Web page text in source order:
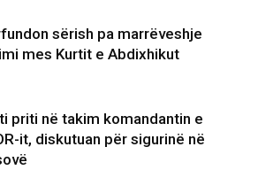
sërish pa marrëveshje
mes Kurtit e Abdixhikut
priti në takim komandantin e
it, diskutuan për sigurinë në